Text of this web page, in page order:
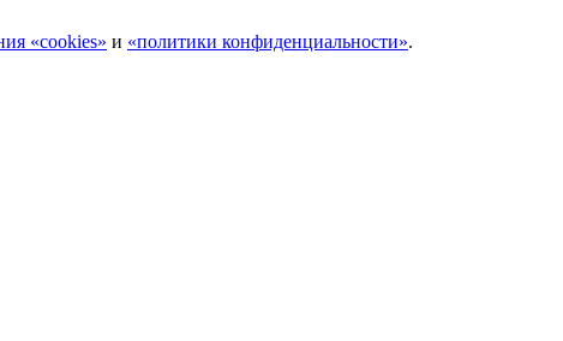
«cookies» и «политики конфиденциальности».